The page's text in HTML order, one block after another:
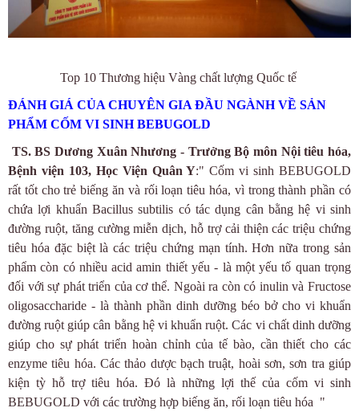
Top 10 Thương hiệu Vàng chất lượng Quốc tế
ĐÁNH GIÁ CỦA CHUYÊN GIA ĐẦU NGÀNH VỀ SẢN
PHẨM CỐM VI SINH BEBUGOLD
TS. BS Dương Xuân Nhương - Trưởng Bộ môn Nội tiêu hóa,
Bệnh viện 103, Học Viện Quân Y:" Cốm vi sinh BEBUGOLD
rất tốt cho trẻ biếng ăn và rối loạn tiêu hóa, vì trong thành phần có
chứa lợi khuẩn Bacillus subtilis có tác dụng cân bằng hệ vi sinh
đường ruột, tăng cường miễn dịch, hỗ trợ cải thiện các triệu chứng
tiêu hóa đặc biệt là các triệu chứng mạn tính. Hơn nữa trong sản
phẩm còn có nhiều acid amin thiết yếu - là một yếu tố quan trọng
đối với sự phát triển của cơ thể. Ngoài ra còn có inulin và Fructose
oligosaccharide - là thành phần dinh dưỡng béo bở cho vi khuẩn
đường ruột giúp cân bằng hệ vi khuẩn ruột. Các vi chất dinh dưỡng
giúp cho sự phát triển hoàn chỉnh của tế bào, cần thiết cho các
enzyme tiêu hóa. Các thảo dược bạch truật, hoài sơn, sơn tra giúp
kiện tỳ hỗ trợ tiêu hóa. Đó là những lợi thế của cốm vi sinh
BEBUGOLD với các trường hợp biếng ăn, rối loạn tiêu hóa "